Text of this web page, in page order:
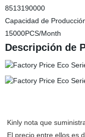
8513190000
Capacidad de
15000PCS/Month
Descripción de
Kinly nota que
El precio entre ellos es